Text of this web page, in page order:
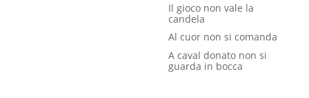
Il gioco non vale la
candela
Al cuor non si comanda
A caval donato non si
guarda in bocca